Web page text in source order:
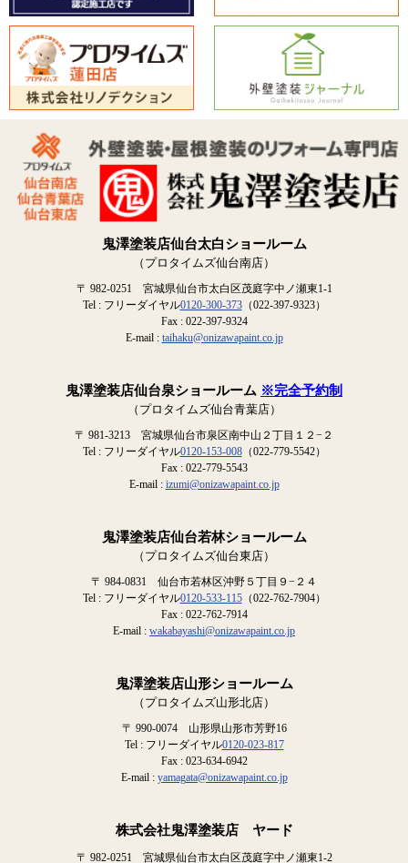
鬼澤塗装店仙台太白ショールーム
（プロタイムズ仙台南店）
〒 982-0251 宮城県仙台市太白区茂庭字中ノ瀬東1-1
Tel : フリーダイヤル0120-300-373（022-397-9323）
Fax : 022-397-9324
E-mail : taihaku@onizawapaint.co.jp
鬼澤塗装店仙台泉ショールーム ※完全予約制
（プロタイムズ仙台青葉店）
〒 981-3213 宮城県仙台市泉区南中山２丁目１２−２
Tel : フリーダイヤル0120-153-008（022-779-5542）
Fax : 022-779-5543
E-mail : izumi@onizawapaint.co.jp
鬼澤塗装店仙台若林ショールーム
（プロタイムズ仙台東店）
〒 984-0831 仙台市若林区沖野５丁目９−２４
Tel : フリーダイヤル0120-533-115（022-762-7904）
Fax : 022-762-7914
E-mail : wakabayashi@onizawapaint.co.jp
鬼澤塗装店山形ショールーム
（プロタイムズ山形北店）
〒 990-0074 山形県山形市芳野16
Tel : フリーダイヤル0120-023-817
Fax : 023-634-6942
E-mail : yamagata@onizawapaint.co.jp
株式会社鬼澤塗装店 ヤード
〒 982-0251 宮城県仙台市太白区茂庭字中ノ瀬東1-2